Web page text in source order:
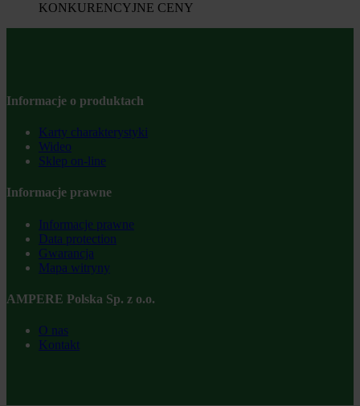
KONKURENCYJNE CENY
Informacje o produktach
Karty charakterystyki
Wideo
Sklep on-line
Informacje prawne
Informacje prawne
Data protection
Gwarancja
Mapa witryny
AMPERE Polska Sp. z o.o.
O nas
Kontakt